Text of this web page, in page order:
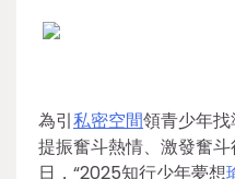
為引私密空間領青少年
提振奮斗熱情、激發奮
日，“2025知行少年夢想